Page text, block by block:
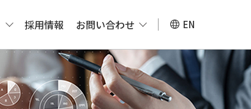
EN
採用情報 お問い合わせ